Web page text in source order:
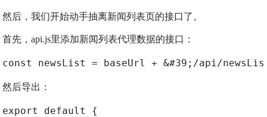
然后，我们开始动手抽离新闻列表页的接口了。
首先，api.js里添加新闻列表代理数据的接口：
const newsList = baseUrl + &#39;/api/
然后导出：
export default {